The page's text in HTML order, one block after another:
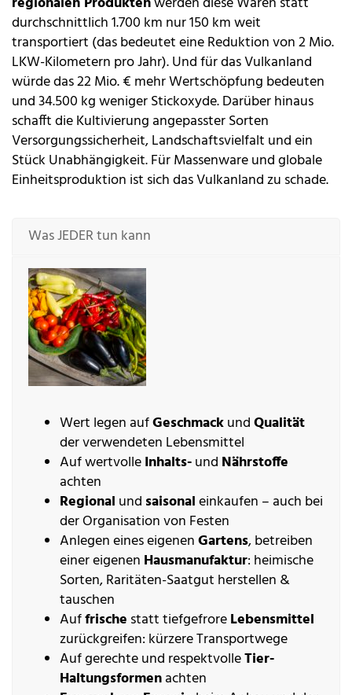
durchschnittlich 1.700 km nur 150 km weit
transportiert (das bedeutet eine Reduktion von 2 Mio.
LKW-Kilometern pro Jahr). Und für das Vulkanland
würde das 22 Mio. € mehr Wertschöpfung bedeuten
und 34.500 kg weniger Stickoxyde. Darüber hinaus
schafft die Kultivierung angepasster Sorten
Versorgungssicherheit, Landschaftsvielfalt und ein
Stück Unabhängigkeit. Für Massenware und globale
Einheitsproduktion ist sich das Vulkanland zu schade.
Was JEDER tun kann
Wert legen aufGeschmackundQualität
der verwendeten Lebensmittel
Auf wertvolleInhalts-und Nährstoffe
achten
Regional und saisonaleinkaufen – auch bei
der Organisation von Festen
Anlegen eines eigenenGartens, betreiben
einer eigenen Hausmanufaktur: heimische
Sorten, Raritäten-Saatgut herstellen &
tauschen
Auffrische statt tiefgefroreLebensmittel
zurückgreifen: kürzere Transportwege
Auf gerechte und respektvolleTier-
Haltungsformenachten